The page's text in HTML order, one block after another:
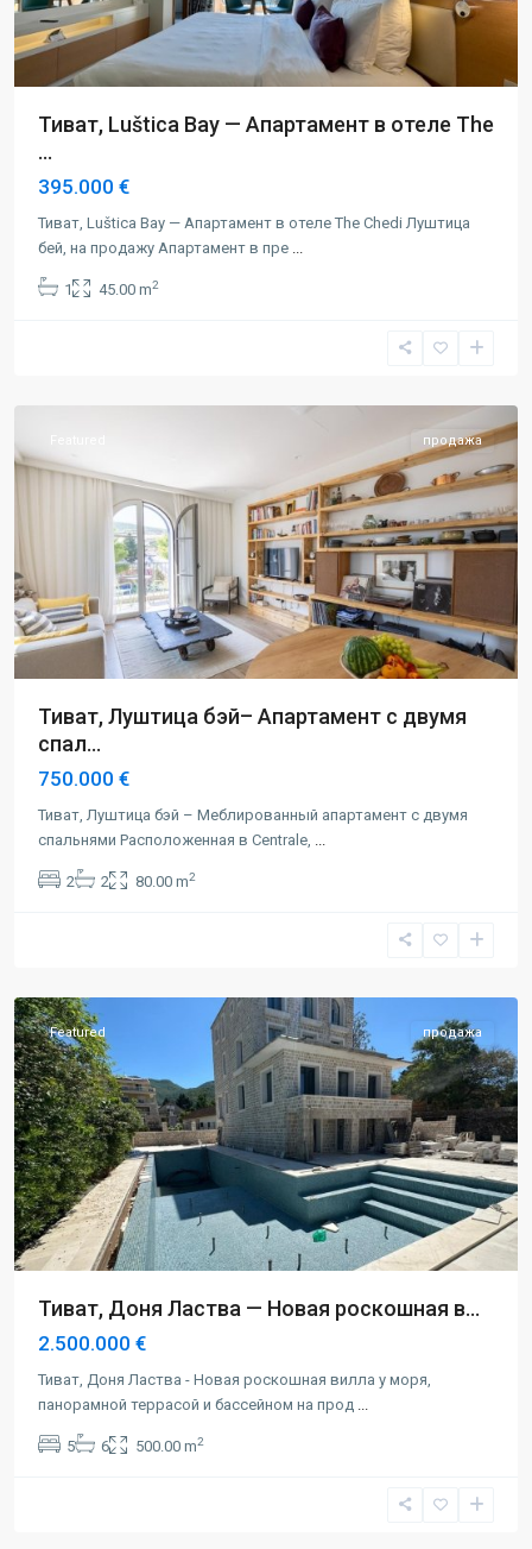
Тиват, Luštica Bay — Апартамент в отеле The
...
395.000 €
Тиват, Luštica Bay — Апартамент в отеле The Chedi Луштица
бей, на продажу Апартамент в пре
1 45.00 m2
продажа
Тиват, Луштица бэй– Апартамент с двумя
спал...
750.000 €
Тиват, Луштица бэй – Меблированный апартамент с двумя
спальнями Расположенная в Centrale,
2 2 80.00 m2
Featured продажа
Тиват, Доня Ластва — Новая роскошная в...
2.500.000 €
Тиват, Доня Ластва - Новая роскошная вилла у моря,
панорамной террасой и бассейном на прод
5 6 500.00 m2